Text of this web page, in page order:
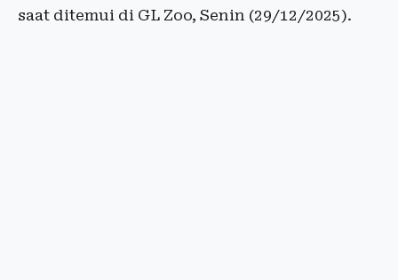
saat ditemui di GL Zoo, Senin (29/12/2025).